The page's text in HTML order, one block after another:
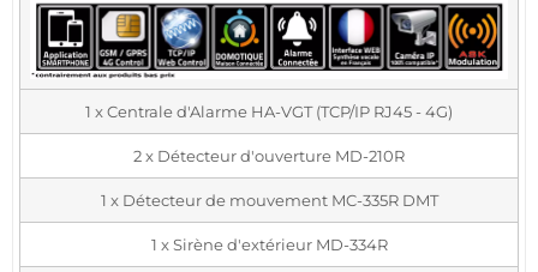
1 x Centrale d'Alarme HA-VGT (TCP/IP RJ45 - 4G)
2 x Détecteur d'ouverture MD-210R
1 x Détecteur de mouvement MC-335R DMT
1 x Sirène d'extérieur MD-334R